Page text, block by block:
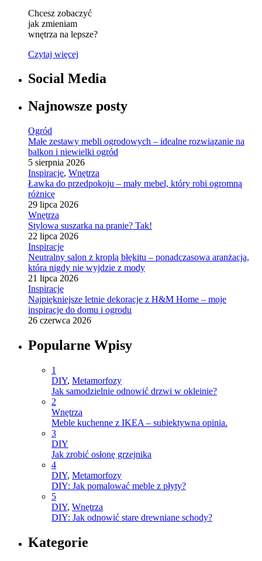
Chcesz zobaczyć
jak zmieniam
wnętrza na lepsze?
Czytaj więcej
Social Media
Najnowsze posty
Ogród
Małe zestawy mebli ogrodowych – idealne rozwiązanie na
balkon i niewielki ogród
5 sierpnia 2026
Inspiracje, Wnętrza
Ławka do przedpokoju – mały mebel, który robi ogromną
różnicę
29 lipca 2026
Wnętrza
Stylowa suszarka na pranie? Tak!
22 lipca 2026
Inspiracje
Neutralny salon z kroplą błękitu – ponadczasowa aranżacja,
która nigdy nie wyjdzie z mody
21 lipca 2026
Inspiracje
Najpiękniejsze letnie dekoracje z H&M Home – moje
inspiracje do domu i ogrodu
26 czerwca 2026
Popularne Wpisy
1
DIY, Metamorfozy
Jak samodzielnie odnowić drzwi w okleinie?
2
Wnętrza
Meble kuchenne z IKEA – subiektywna opinia.
3
DIY
Jak zrobić osłonę grzejnika
4
DIY, Metamorfozy
DIY: Jak pomalować meble z płyty?
5
DIY, Wnętrza
DIY: Jak odnowić stare drewniane schody?
Kategorie